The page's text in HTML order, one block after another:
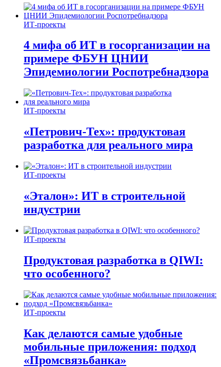
ИТ-проекты
4 мифа об ИТ в госорганизации на
примере ФБУН ЦНИИ
Эпидемиологии Роспотребнадзора
ИТ-проекты
«Петрович-Тех»: продуктовая
разработка для реального мира
ИТ-проекты
«Эталон»: ИТ в строительной
индустрии
ИТ-проекты
Продуктовая разработка в QIWI:
что особенного?
ИТ-проекты
Как делаются самые удобные
мобильные приложения: подход
«Промсвязьбанка»